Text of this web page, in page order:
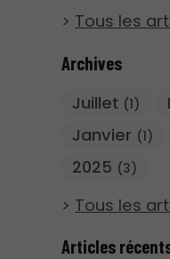
Tous les
Archives
Juillet (1)
Janvier (1)
2025 (3)
Tous les
Articles